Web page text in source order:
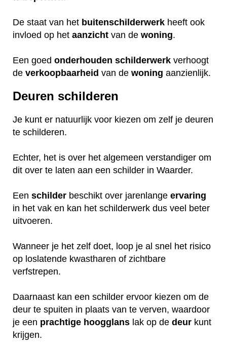
De staat van het buitenschilderwerk heeft ook
invloed op het aanzicht van de woning.
Een goed onderhouden schilderwerk verhoogt
de verkoopbaarheid van de woning aanzienlijk.
Deuren schilderen
Je kunt er natuurlijk voor kiezen om zelf je deuren
te schilderen.
Echter, het is over het algemeen verstandiger om
dit over te laten aan een schilder in Waarder.
Een schilder beschikt over jarenlange ervaring
in het vak en kan het schilderwerk dus veel beter
uitvoeren.
Wanneer je het zelf doet, loop je al snel het risico
op loslatende kwastharen of zichtbare
verfstrepen.
Daarnaast kan een schilder ervoor kiezen om de
deur te spuiten in plaats van te verven, waardoor
je een prachtige hoogglans lak op de deur kunt
krijgen.